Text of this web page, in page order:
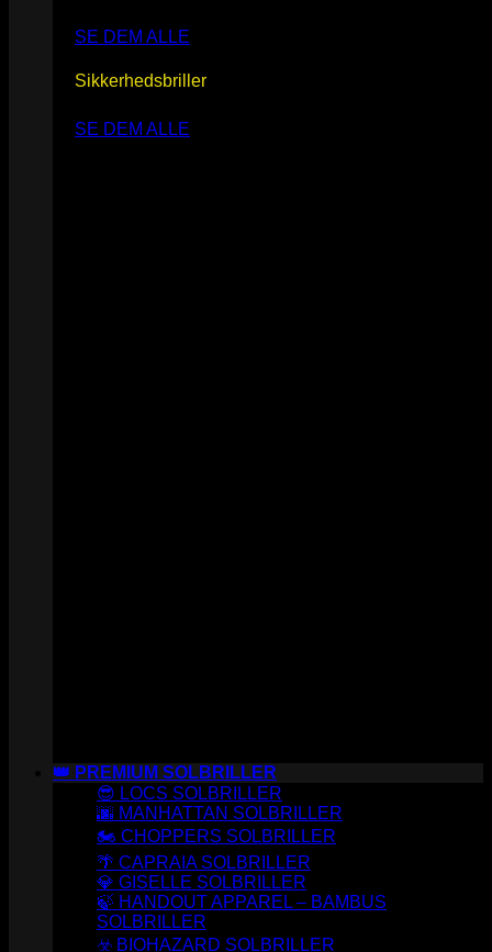
SE DEM ALLE
Sikkerhedsbriller
SE DEM ALLE
👑 PREMIUM SOLBRILLER
😎 LOCS SOLBRILLER
🌆 MANHATTAN SOLBRILLER
🏍️ CHOPPERS SOLBRILLER
🌴 CAPRAIA SOLBRILLER
💎 GISELLE SOLBRILLER
🍃 HANDOUT APPAREL – BAMBUS
SOLBRILLER
☣️ BIOHAZARD SOLBRILLER